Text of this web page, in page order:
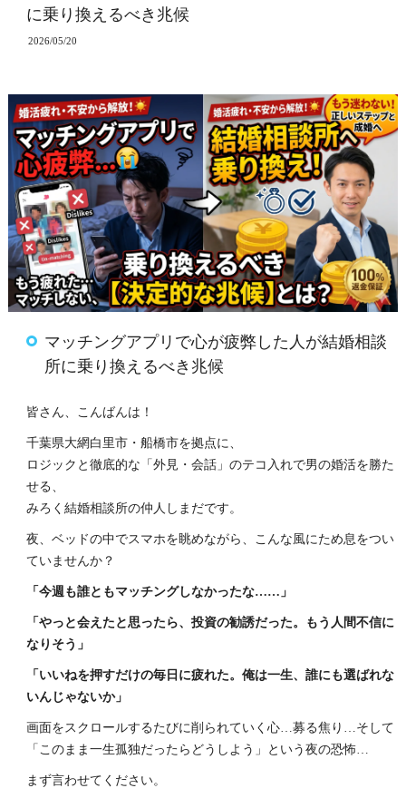
に乗り換えるべき兆候
2026/05/20
マッチングアプリで心が疲弊した人が結婚相談
所に乗り換えるべき兆候
皆さん、こんばんは！
千葉県大網白里市・船橋市を拠点に、
ロジックと徹底的な「外見・会話」のテコ入れで男の婚活を勝た
せる、
みろく結婚相談所の仲人しまだです。
夜、ベッドの中でスマホを眺めながら、こんな風にため息をつい
ていませんか？
「今週も誰ともマッチングしなかったな……」
「やっと会えたと思ったら、投資の勧誘だった。もう人間不信に
なりそう」
「いいねを押すだけの毎日に疲れた。俺は一生、誰にも選ばれな
いんじゃないか」
画面をスクロールするたびに削られていく心…募る焦り…そして
「このまま一生孤独だったらどうしよう」という夜の恐怖…
まず言わせてください。